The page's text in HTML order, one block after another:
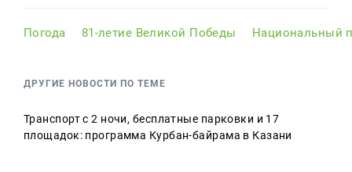
Погода 81-летие Великой Победы Национальный
ДРУГИЕ НОВОСТИ ПО ТЕМЕ
Транспорт с 2 ночи, бесплатные парковки и 17
площадок: программа Курбан-байрама в Казани